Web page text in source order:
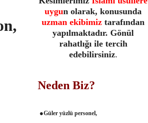
uygun olarak, konusunda
uzman ekibimiz tarafından
yapılmaktadır. Gönül
rahatlığı ile tercih
edebilirsiniz.
Neden Biz?
.Güler yüzlü personel,